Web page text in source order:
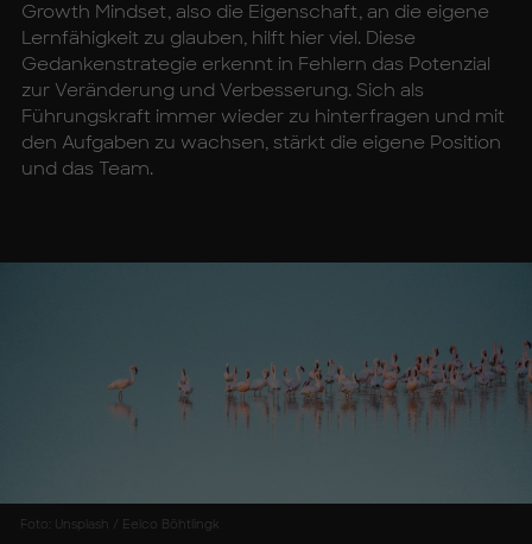
Growth Mindset, also die Eigenschaft, an die eigene
Lernfähigkeit zu glauben, hilft hier viel. Diese
Gedankenstrategie erkennt in Fehlern das Potenzial
zur Veränderung und Verbesserung. Sich als
Führungskraft immer wieder zu hinterfragen und mit
den Aufgaben zu wachsen, stärkt die eigene Position
und das Team.
Foto: Unsplash / Eelco Böhtlingk